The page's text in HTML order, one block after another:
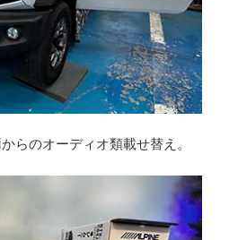
らのオーディオ類載せ替え。